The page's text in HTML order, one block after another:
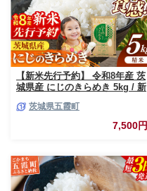
【新米先行予約】 令和8年産 茨
城県産 にじのきらめき 5kg / 新
お米 精米 旨味 安心 美味しい
茨城県五霞町
7,500円